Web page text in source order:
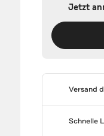
Jetzt
Versand
Schnelle